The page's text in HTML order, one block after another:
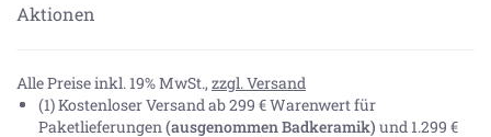
Aktionen
Alle Preise inkl. 19% MwSt., zzgl. Versand
(1) Kostenloser Versand ab 299 € Warenwert für
Paketlieferungen(ausgenommen Badkeramik) und 1.299 €